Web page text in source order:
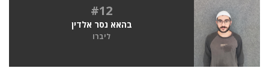
#12
בהאא נסר אלדין
ליברו